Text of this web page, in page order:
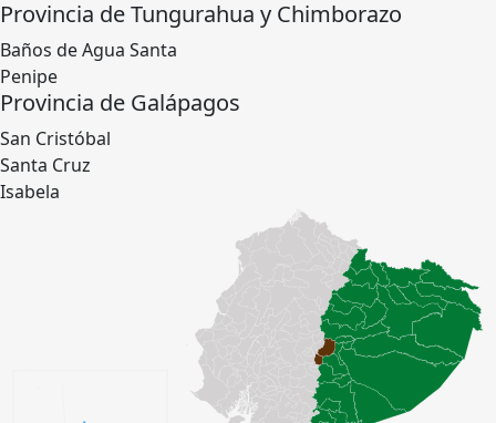
Provincia de Tungurahua y Chimborazo
Baños de Agua Santa
Penipe
Provincia de Galápagos
San Cristóbal
Santa Cruz
Isabela